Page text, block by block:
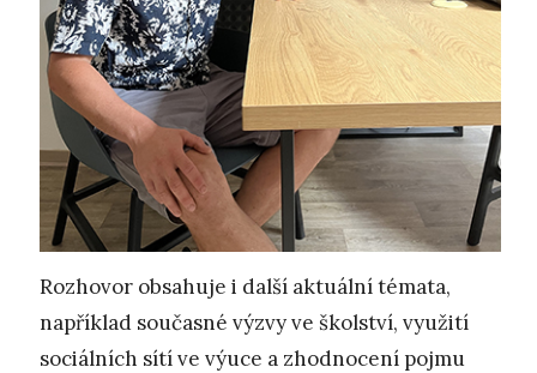
Rozhovor obsahuje i další aktuální témata,
například současné výzvy ve školství, využití
sociálních sítí ve výuce a zhodnocení pojmu